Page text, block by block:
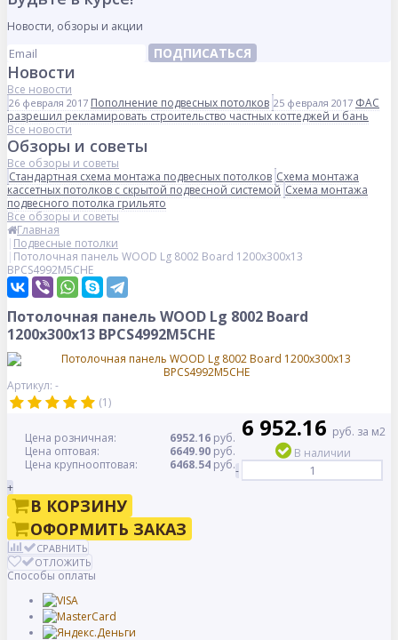
Новости, обзоры и акции
ПОДПИСАТЬСЯ
Новости
Все новости
26 февраля 2017 Пополнение подвесных потолков 25 февраля 2017 ФАС
разрешил рекламировать строительство частных коттеджей и бань
Все новости
Обзоры и советы
Все обзоры и советы
Стандартная схема монтажа подвесных потолков Схема монтажа
кассетных потолков с скрытой подвесной системой Схема монтажа
подвесного потолка грильято
Все обзоры и советы
Главная
Подвесные потолки
Потолочная панель WOOD Lg 8002 Board 1200x300x13
BPCS4992M5CHE
Потолочная панель WOOD Lg 8002 Board
1200x300x13 BPCS4992M5CHE
Артикул: -
(1)
Цена розничная: 6952.16 руб.
Цена оптовая:
6649.90 руб.
Цена крупнооптовая:
6468.54 руб.
6 952.16 руб. за м2
В наличии
-
+
В КОРЗИНУ
ОФОРМИТЬ ЗАКАЗ
СРАВНИТЬ
ОТЛОЖИТЬ
Способы оплаты